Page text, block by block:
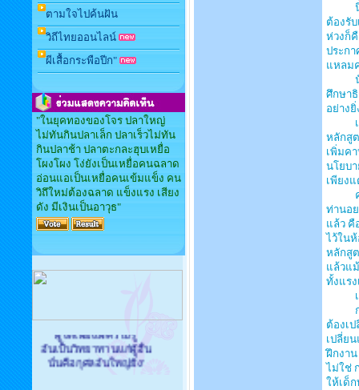
ตามใจไปค้นฝัน
วิถีไทยออนไลน์
ผีเสื้อกระพือปีก"
"ในยุคทองของโจร ปลาใหญ่
ไม่ทันกินปลาเล็ก ปลาเร็วไม่ทัน
กินปลาช้า ปลาตะกละฮุบเหยื่อ
โผงโผง โง่ยังเป็นเหยื่อคนฉลาด
อ่อนแอเป็นเหยื่อคนเข้มแข็ง คน
วิถึใหม่ต้องฉลาด แข็งแรง เสียง
ดัง มีเงินเป็นอาวุธ"
ผู้ใดเผยแผ่ความรู้
อันเป็นวิทยาทานแก่ผู้อื่น
นั่นคือกุศลอันใหญ่ยิ่ง'
นี้คือ
ต้องรั
ห่วงก็
ประก
แหลม
นักก
ศึกษา
อย่าง
เมื่อ
หลักสู
เพิ่มค
นโยบ
เพียง
ครูผู้
ท่านอ
แล้ว คื
ไว้ใน
หลักสู
แล้วแ
ทั้งแรง
เด็ก
การ
ต้องเ
เปลี่ย
ฝึกงา
ไม่ใช่
ให้เด็